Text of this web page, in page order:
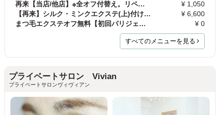
再来【当店/他店】※全オフ付替え。リペアの方は選択…
¥ 1,050
【再来】シルク・ミンクエクステ(上)付け放題
¥ 6,600
まつ毛エクステオフ無料【初回パリジェンヌラッシュ…
¥ 0
すべてのメニューを見る
プライベートサロン Vivian
プライベートサロンヴィヴィアン